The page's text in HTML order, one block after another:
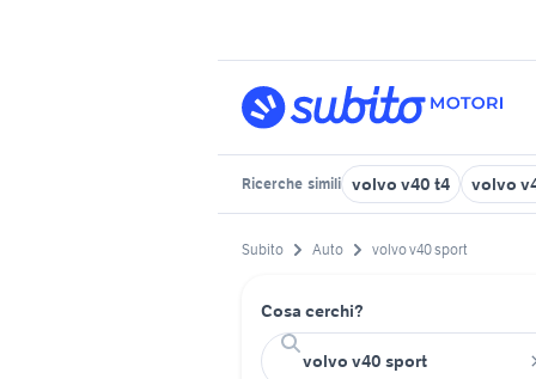
Ricerche simili volvo v40 t4 volvo
Subito Auto volvo v40 sport
Cosa cerchi?